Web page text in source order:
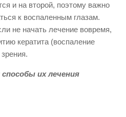
и на второй, поэтому важно
к воспаленным глазам.
не начать лечение вовремя,
кератита (воспаление
их лечения